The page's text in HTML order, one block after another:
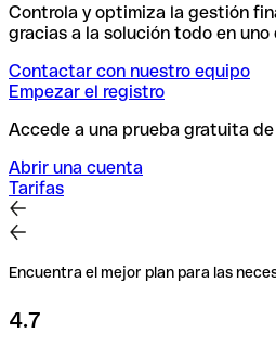
Controla y optimiza la gestión
gracias a la solución todo en uno
Contactar con nuestro equipo
Empezar el registro
Accede a una prueba gratuita
Abrir una cuenta
Tarifas
Encuentra el mejor plan para las
4.7